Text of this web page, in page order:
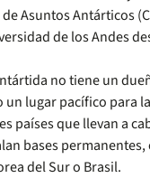
Asuntos Antárticos
de los Andes
no tiene un
un lugar pacífico para
países que llevan a
bases permanentes,
del Sur o Brasil.